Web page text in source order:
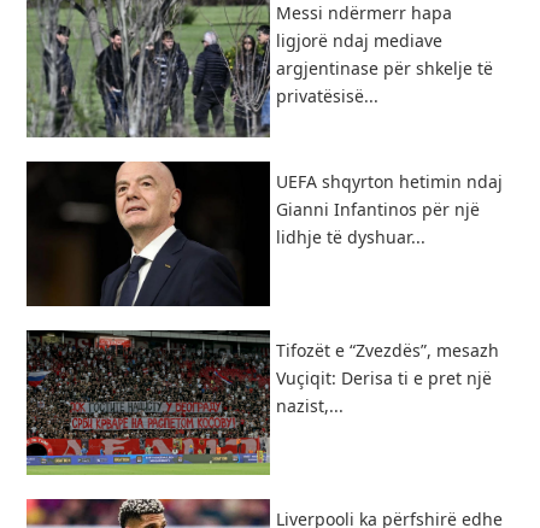
Messi ndërmerr hapa
ligjorë ndaj mediave
argjentinase për shkelje të
privatësisë...
UEFA shqyrton hetimin ndaj
Gianni Infantinos për një
lidhje të dyshuar...
Tifozët e “Zvezdës”, mesazh
Vuçiqit: Derisa ti e pret një
nazist,...
Liverpooli ka përfshirë edhe